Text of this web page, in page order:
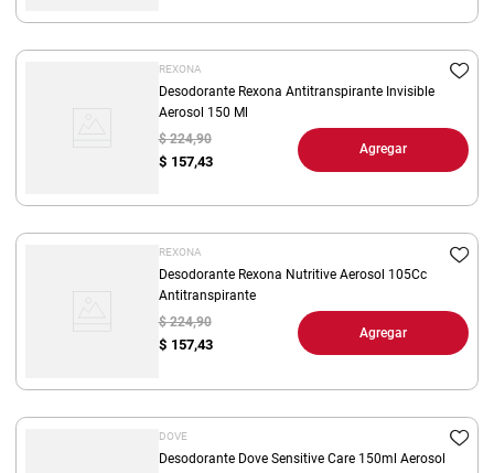
REXONA
Desodorante Rexona Antitranspirante Invisible
Aerosol 150 Ml
$ 157,43
$ 224,90
Agregar
REXONA
Desodorante Rexona Nutritive Aerosol 105Cc
Antitranspirante
$ 157,43
$ 224,90
Agregar
DOVE
Desodorante Dove Sensitive Care 150ml Aerosol